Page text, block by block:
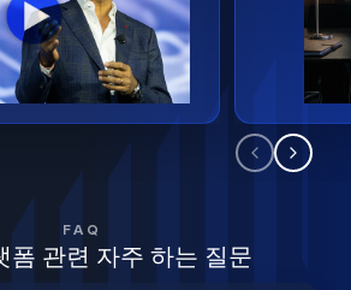
FAQ
폼 관련 자주 하는 질문